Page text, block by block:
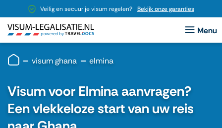
Veilig en secuur je visum regelen? Bekijk onze garanties
visum ghana elmina
Visum voor Elmina aanvragen?
Een vlekkeloze start van uw reis